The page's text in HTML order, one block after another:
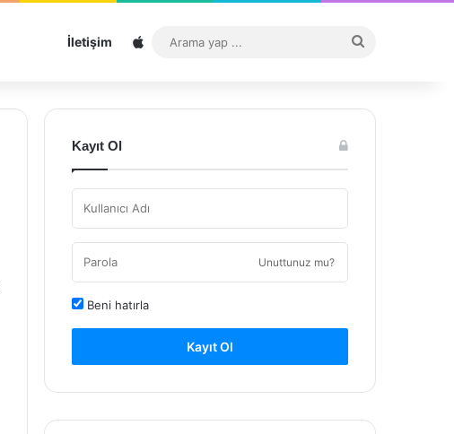
İletişim Sitemap
...
Kayıt Ol
Unuttunuz mu?
Beni hatırla
Kayıt Ol